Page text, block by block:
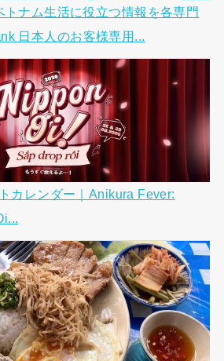
トナム生活に役立つ情報を各専門
日本人のお客様専用...
カレンダー｜Anikura Fever: